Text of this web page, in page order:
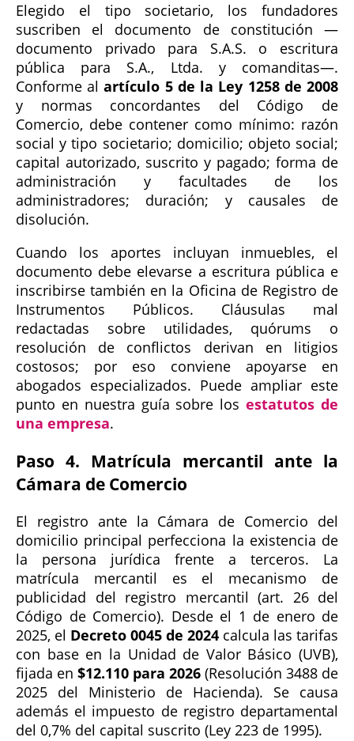
Elegido el tipo societario, los fundadores
suscriben el documento de constitución —
documento privado para S.A.S. o escritura
pública para S.A., Ltda. y comanditas—.
Conforme alartículo 5 de la Ley 1258 de 2008
y normas concordantes del Código de
Comercio, debe contener como mínimo: razón
social y tipo societario; domicilio; objeto social;
capital autorizado, suscrito y pagado; forma de
administración y facultades de los
administradores; duración; y causales de
disolución.
Cuando los aportes incluyan inmuebles, el
documento debe elevarse a escritura pública e
inscribirse también en la Oficina de Registro de
Instrumentos Públicos. Cláusulas mal
redactadas sobre utilidades, quórums o
resolución de conflictos derivan en litigios
costosos; por eso conviene apoyarse en
abogados especializados. Puede ampliar este
punto en nuestra guía sobre losestatutos de
una empresa.
Paso 4. Matrícula mercantil ante la
Cámara de Comercio
El registro ante la Cámara de Comercio del
domicilio principal perfecciona la existencia de
la persona jurídica frente a terceros. La
matrícula mercantil es el mecanismo de
publicidad del registro mercantil (art. 26 del
Código de Comercio). Desde el 1 de enero de
2025, el Decreto 0045 de 2024 calcula las tarifas
con base en la Unidad de Valor Básico (UVB),
fijada en $12.110 para 2026 (Resolución 3488 de
2025 del Ministerio de Hacienda). Se causa
además el impuesto de registro departamental
del 0,7% del capital suscrito (Ley 223 de 1995).